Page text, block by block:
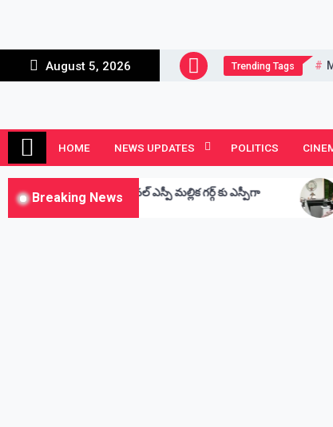
August 5, 2026
Trending Tags
Andhra Junction
HOME NEWS UPDATES POLITICS
Breaking News
ఎస్పీ మల్లిక గర్గ్ కు ఎస్పీగా పంచాయతీరాజ్,